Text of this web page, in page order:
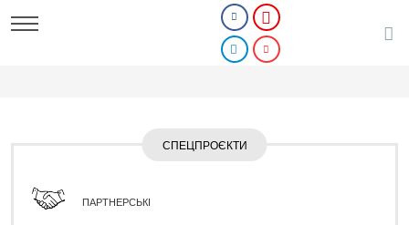
СПЕЦПРОЄКТИ
ПАРТНЕРСЬКІ